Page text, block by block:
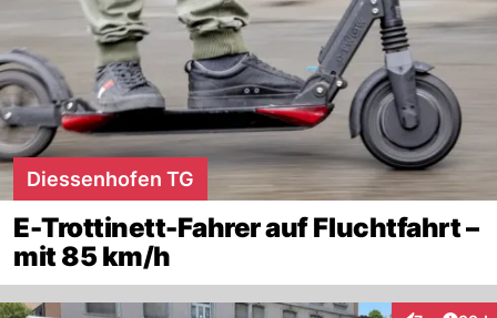
Diessenhofen TG
E-Trottinett-Fahrer auf Fluchtfahrt –
mit 85 km/h